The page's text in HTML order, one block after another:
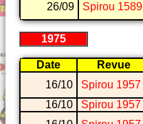
26/09
Spirou 1589
1975
Date Revue
16/10
Spirou 1957
16/10
Spirou 1957